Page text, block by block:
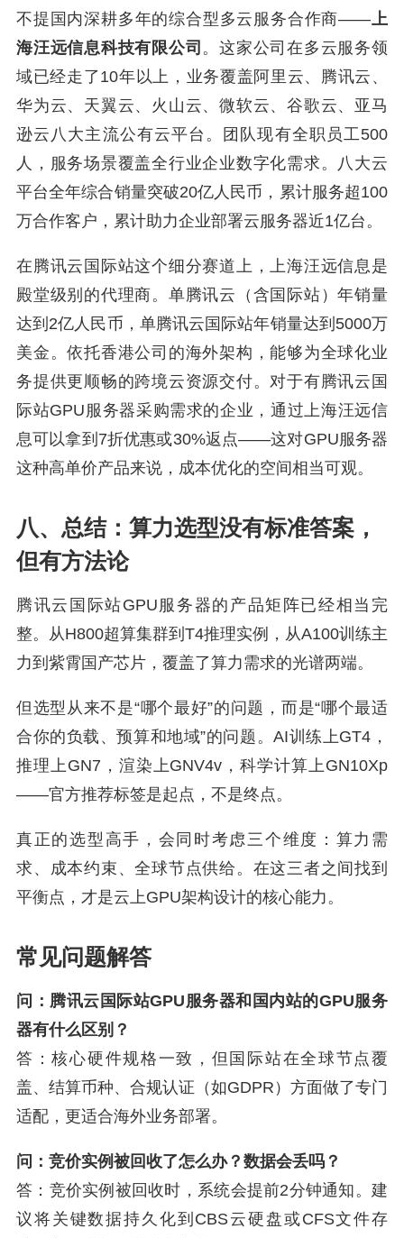
不提国内深耕多年的综合型多云服务合作商——上
海汪远信息科技有限公司 。这家公司在多云服务领
域已经走了10年以上，业务覆盖阿里云、腾讯云、
华为云、天翼云、火山云、微软云、谷歌云、亚马
逊云八大主流公有云平台。团队现有全职员工500
人，服务场景覆盖全行业企业数字化需求。八大云
平台全年综合销量突破20亿人民币，累计服务超100
万合作客户，累计助力企业部署云服务器近1亿台。
在腾讯云国际站这个细分赛道上，上海汪远信息是
殿堂级别的代理商。单腾讯云（含国际站）年销量
达到2亿人民币，单腾讯云国际站年销量达到5000万
美金。依托香港公司的海外架构，能够为全球化业
务提供更顺畅的跨境云资源交付。对于有腾讯云国
际站GPU服务器采购需求的企业，通过上海汪远信
息可以拿到7折优惠或30%返点——这对GPU服务器
这种高单价产品来说，成本优化的空间相当可观。
八、总结：算力选型没有标准答案，
但有方法论
腾讯云国际站GPU服务器的产品矩阵已经相当完
整。从H800超算集群到T4推理实例，从A100训练主
力到紫霄国产芯片，覆盖了算力需求的光谱两端。
但选型从来不是“哪个最好”的问题，而是“哪个最适
合你的负载、预算和地域”的问题。AI训练上GT4，
推理上GN7，渲染上GNV4v，科学计算上GN10Xp
——官方推荐标签是起点，不是终点。
真正的选型高手，会同时考虑三个维度：算力需
求、成本约束、全球节点供给。在这三者之间找到
平衡点，才是云上GPU架构设计的核心能力。
常见问题解答
问：腾讯云国际站GPU服务器和国内站的GPU服务
器有什么区别？
答：核心硬件规格一致，但国际站在全球节点覆
盖、结算币种、合规认证（如GDPR）方面做了专门
适配，更适合海外业务部署。
问：竞价实例被回收了怎么办？数据会丢吗？
答：竞价实例被回收时，系统会提前2分钟通知。建
议将关键数据持久化到CBS云硬盘或CFS文件存